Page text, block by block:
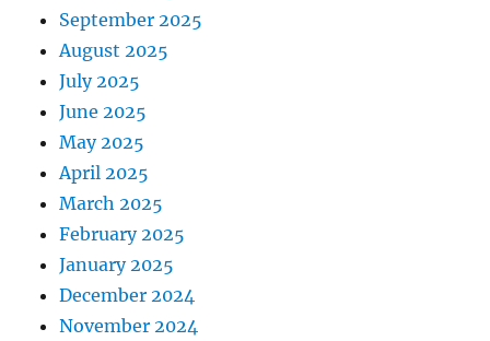
September 2025
August 2025
July 2025
June 2025
May 2025
April 2025
March 2025
February 2025
January 2025
December 2024
November 2024